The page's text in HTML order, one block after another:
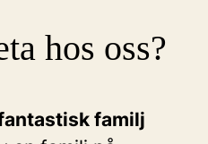
hos oss?
familj